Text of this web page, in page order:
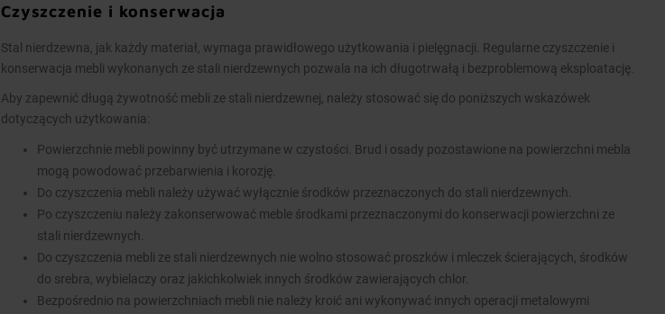
Czyszczenie i konserwacja
Stal nierdzewna, jak każdy materiał, wymaga prawidłowego użytkowania i pielęgnacji. Regularne czyszczenie i
konserwacja mebli wykonanych ze stali nierdzewnych pozwala na ich długotrwałą i bezproblemową eksploatację.
Aby zapewnić długą żywotność mebli ze stali nierdzewnej, należy stosować się do poniższych wskazówek
dotyczących użytkowania:
Powierzchnie mebli powinny być utrzymane w czystości. Brud i osady pozostawione na powierzchni mebla
mogą powodować przebarwienia i korozję.
Do czyszczenia mebli należy używać wyłącznie środków przeznaczonych do stali nierdzewnych.
Po czyszczeniu należy zakonserwować meble środkami przeznaczonymi do konserwacji powierzchni ze
stali nierdzewnych.
Do czyszczenia mebli ze stali nierdzewnych nie wolno stosować proszków i mleczek ścierających, środków
do srebra, wybielaczy oraz jakichkolwiek innych środków zawierających chlor.
Bezpośrednio na powierzchniach mebli nie należy kroić ani wykonywać innych operacji metalowymi